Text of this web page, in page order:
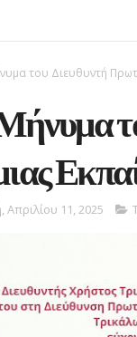
του Διευθυντή
11, 2025